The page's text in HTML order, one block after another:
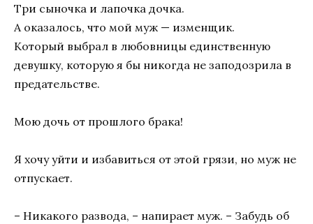
Три сыночка и лапочка дочка.
А оказалось, что мой муж — изменщик.
Который выбрал в любовницы единственную
девушку, которую я бы никогда не заподозрила в
предательстве.
Мою дочь от прошлого брака!
Я хочу уйти и избавиться от этой грязи, но муж не
отпускает.
– Никакого развода, – напирает муж. – Забудь об